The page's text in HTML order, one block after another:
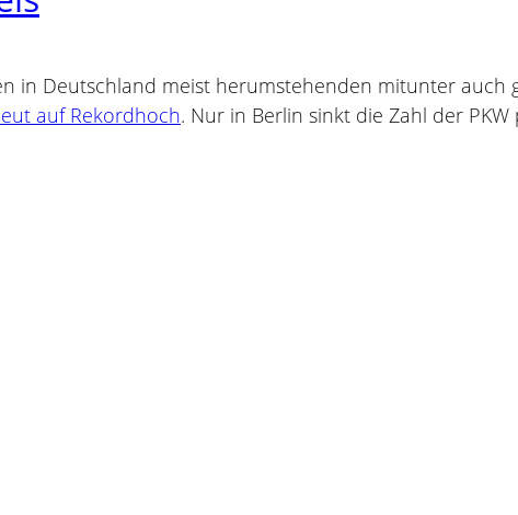
in Deutschland meist herumstehenden mitunter
auf Rekordhoch. Nur in Berlin sinkt die Zahl der